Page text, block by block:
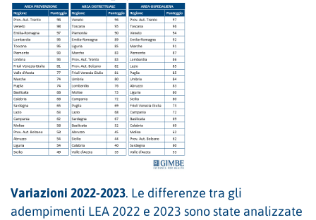
Variazioni 2022-2023. Le differenze tra gli
adempimenti LEA 2022 e 2023 sono state analizzate